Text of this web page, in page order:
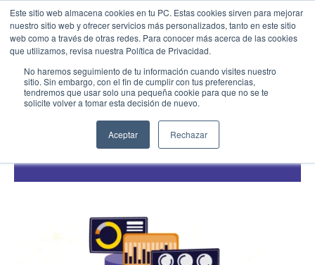
Este sitio web almacena cookies en tu PC. Estas cookies sirven para mejorar
nuestro sitio web y ofrecer servicios más personalizados, tanto en este sitio
web como a través de otras redes. Para conocer más acerca de las cookies
que utilizamos, revisa nuestra Política de Privacidad.
No haremos seguimiento de tu información cuando visites nuestro
sitio. Sin embargo, con el fin de cumplir con tus preferencias,
tendremos que usar solo una pequeña cookie para que no se te
solicite volver a tomar esta decisión de nuevo.
Aceptar Rechazar
Menu Llamar
EMPIEZA AQUÍ
Inicio
Cotiza SAP
Contacto
Partner SAP en tu Ciudad
Industria 4.0,Transformación Digital
Big Data Analytics y la manera en cómo las
empresas convierten datos en mejores